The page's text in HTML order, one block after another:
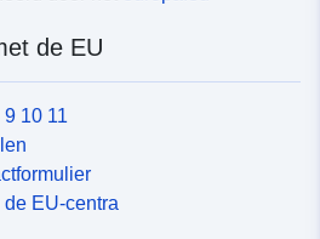
de EU
10 11
de EU-centra